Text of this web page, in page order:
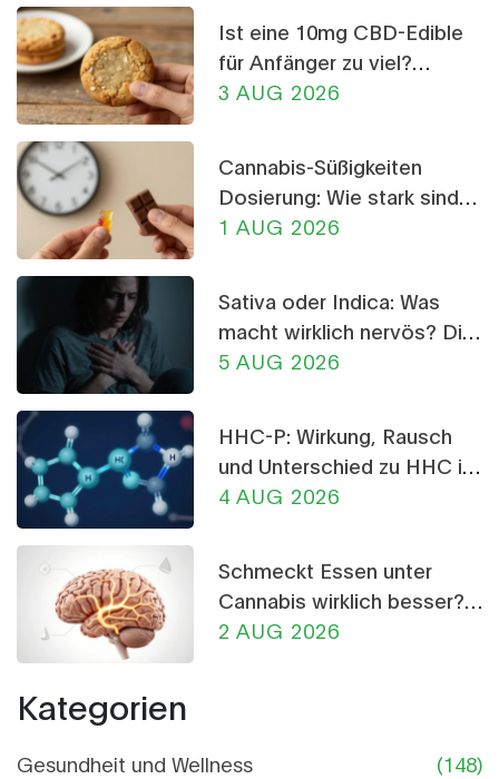
zu erfahren. Denken Sie immer daran, Ihre
Gesundheit ist Ihr wertvollstes Gut.
Ist eine 10mg CBD-Edible
für Anfänger zu viel?
Dosierungs-Ratgeber
3 AUG 2026
Cannabis-Süßigkeiten
Dosierung: Wie stark sind
THC-Gummis und
1 AUG 2026
Sativa oder Indica: Was
macht wirklich nervös? Die
Wahrheit über CBD-
5 AUG 2026
HHC-P: Wirkung, Rausch
und Unterschied zu HHC im
Detail
4 AUG 2026
Schmeckt Essen unter
Cannabis wirklich besser?
Die Wissenschaft dahinter
2 AUG 2026
Kategorien
Gesundheit und Wellness
(148)